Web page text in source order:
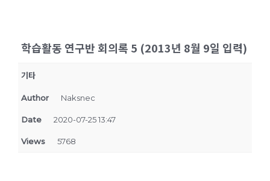
학습활동 연구반 회의록 5 (2013년 8월 9일 입력)
기타
Author Naksnec
Date 2020-07-25 13:47
Views 5768